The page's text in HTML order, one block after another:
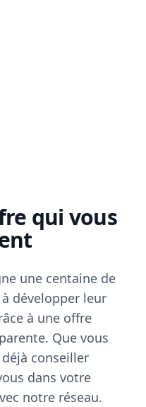
qui vous
une centaine de
développer leur
à une offre
Que vous
conseiller
dans votre
notre réseau.